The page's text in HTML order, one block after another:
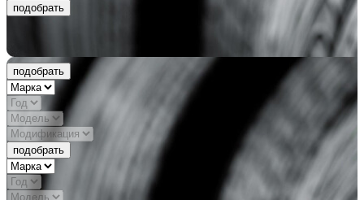
подобрать
подобрать
подобрать